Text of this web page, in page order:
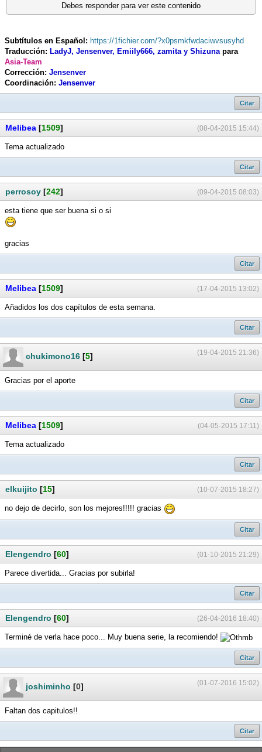
Debes responder para ver este contenido
Subtítulos en Español: https://1fichier.com/?x0psmkfwdaciwvsusyhd
Traducción: LadyJ, Jensenver, Emiily666, zamita y Shizunapara
Asia-Team
Corrección: Jensenver
Coordinación: Jensenver
Citar
(08-04-2015 15:44)
Melibea [1509]
Tema actualizado
Citar
(09-04-2015 08:03)
perrosoy [242]
esta tiene que ser buena si o si
gracias
Citar
(17-04-2015 13:02)
Melibea [1509]
Añadidos los dos capítulos de esta semana.
Citar
(19-04-2015 21:36)
chukimono16 [5]
Gracias por el aporte
Citar
(04-05-2015 17:11)
Melibea [1509]
Tema actualizado
Citar
(10-07-2015 18:27)
elkuijito [15]
no dejo de decirlo, son los mejores!!!!! gracias
Citar
(01-10-2015 21:29)
Elengendro [60]
Parece divertida... Gracias por subirla!
Citar
(26-04-2016 18:40)
Elengendro [60]
Terminé de verla hace poco... Muy buena serie, la recomiendo!
Citar
(01-07-2016 15:02)
joshiminho [0]
Faltan dos capitulos!!
Citar